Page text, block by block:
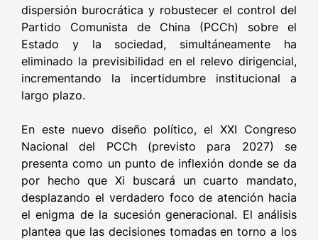
dispersión burocrática y robustecer el control del
Partido Comunista de China (PCCh) sobre el
Estado y la sociedad, simultáneamente ha
eliminado la previsibilidad en el relevo dirigencial,
incrementando la incertidumbre institucional a
largo plazo.
En este nuevo diseño político, el XXI Congreso
Nacional del PCCh (previsto para 2027) se
presenta como un punto de inflexión donde se da
por hecho que Xi buscará un cuarto mandato,
desplazando el verdadero foco de atención hacia
el enigma de la sucesión generacional. El análisis
plantea que las decisiones tomadas en torno a los